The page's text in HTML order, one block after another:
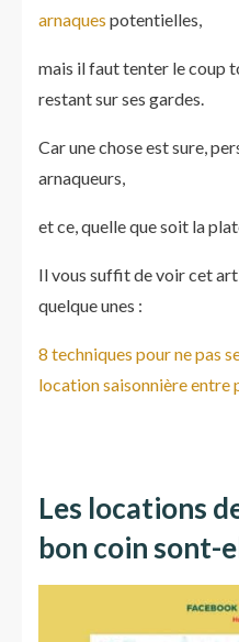
arnaques potentielles,
mais il faut tenter le coup
restant sur ses gardes.
Car une chose est sure,
arnaqueurs,
et ce, quelle que soit la
Il vous suffit de voir cet
quelque unes :
8 techniques pour ne pas
location saisonnière entre
Les locations
bon coin sont-